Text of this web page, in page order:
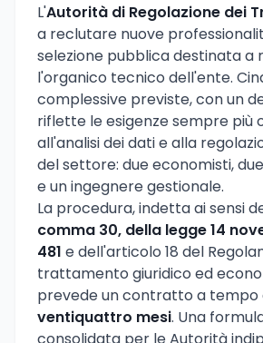
L'Autorità di Regolazione dei
a reclutare nuove
selezione pubblica destinata a
l'organico tecnico dell'ente.
complessive previste, con un
riflette le esigenze sempre più
all'analisi dei dati e alla
del settore: due economisti,
e un ingegnere gestionale.
La procedura, indetta ai sensi
comma 30, della legge 14
481 e dell'articolo 18 del
trattamento giuridico ed
prevede un contratto a
ventiquattro mesi. Una
consolidata per le Autorità